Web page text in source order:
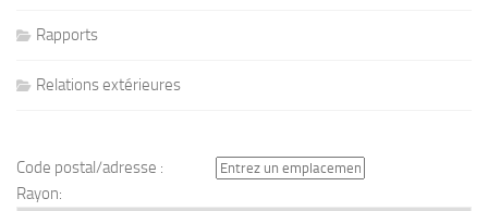
Rapports
Relations extérieures
Code postal/adresse :
Rayon: